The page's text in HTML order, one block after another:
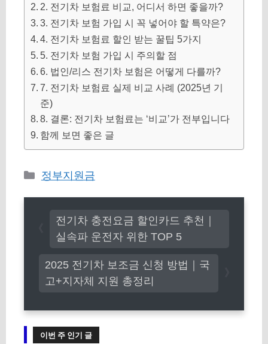
2. 전기차 보험료 비교, 어디서 하면 좋을까?
3. 전기차 보험 가입 시 꼭 넣어야 할 특약은?
4. 전기차 보험료 할인 받는 꿀팁 5가지
5. 전기차 보험 가입 시 주의할 점
6. 법인/리스 전기차 보험은 어떻게 다를까?
7. 전기차 보험료 실제 비교 사례 (2025년 기
준)
8. 결론: 전기차 보험료는 ‘비교’가 전부입니다
함께 보면 좋은 글
카
정부지원금
2025 전기차 보조금 신청 방법｜국
고+지자체 지원 총정리
전기차 충전요금 할인카드 추천｜
실속파 운전자 위한 TOP 5
이번 주 인기 글